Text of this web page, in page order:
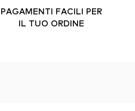
PAGAMENTI FACILI PER
IL TUO ORDINE